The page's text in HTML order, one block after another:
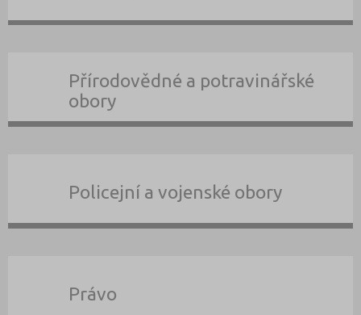
Přírodovědné a potravinářské
obory
Policejní a vojenské obory
Právo